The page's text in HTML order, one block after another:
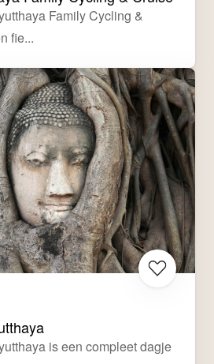
Family Cycling &
fie...
is een compleet dagje